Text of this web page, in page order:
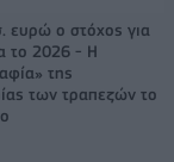
ευρώ ο στόχος για
το 2026 - Η
της
των τραπεζών το